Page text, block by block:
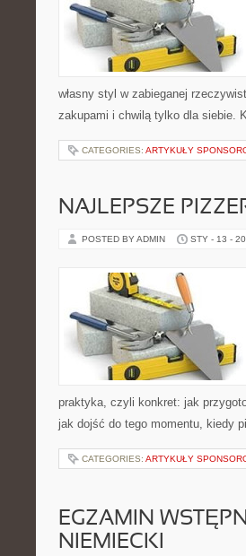
własny styl w zabieganej
zakupami i chwilą tylko dla siebie.
CATEGORIES: ARTYKUŁY
NAJLEPSZE
POSTED BY ADMIN STY - 13 -
praktyka, czyli konkret: jak
jak dojść do tego momentu, kiedy
CATEGORIES: ARTYKUŁY
EGZAMIN
NIEMIECKI